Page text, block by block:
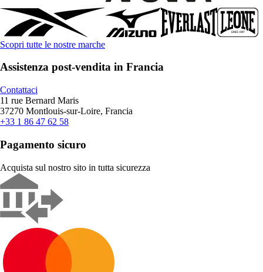
Scopri tutte le nostre marche
Assistenza post-vendita in Francia
Contattaci
11 rue Bernard Maris
37270 Montlouis-sur-Loire, Francia
+33 1 86 47 62 58
Pagamento sicuro
Acquista sul nostro sito in tutta sicurezza